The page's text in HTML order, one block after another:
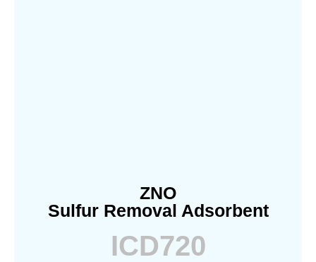
ZNO
Sulfur Removal Adsorbent
ICD720